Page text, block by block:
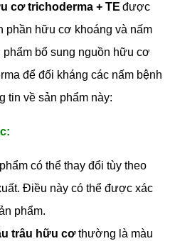
cơ trichoderma + TE được
phần hữu cơ khoáng và nấm
bổ sung nguồn hữu cơ
để đối kháng các nấm bệnh
tin về sản phẩm này:
có thể thay đổi tùy theo
Điều này có thể được xác
phẩm.
trâu hữu cơthường là màu